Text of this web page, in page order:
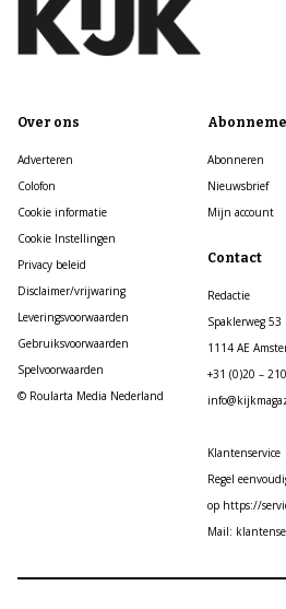
Over ons
Adverteren
Colofon
Cookie informatie
Cookie Instellingen
Privacy beleid
Disclaimer/vrijwaring
Leveringsvoorwaarden
Gebruiksvoorwaarden
Spelvoorwaarden
© Roularta Media Nederland
Abonneren
Nieuwsbrief
Mijn account
Contact
Redactie
Spaklerweg 53
1114 AE
+31 (0)20 –
Klantenservice
Regel
op https://
Mail: